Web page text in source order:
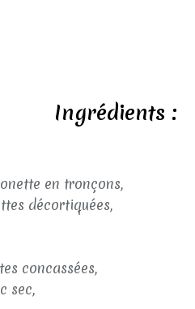
Ingrédients :
en tronçons,
décortiquées,
concassées,
sec,